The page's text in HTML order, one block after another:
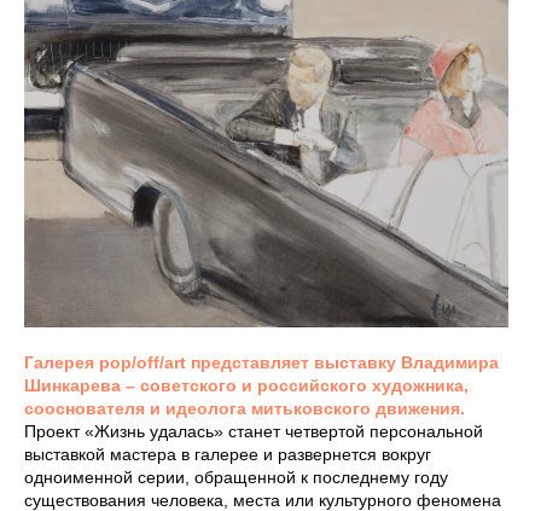
Галерея pop/off/art представляет выставку Владимира
Шинкарева – советского и российского художника,
сооснователя и идеолога митьковского движения.
Проект «Жизнь удалась» станет четвертой персональной
выставкой мастера в галерее и развернется вокруг
одноименной серии, обращенной к последнему году
существования человека, места или культурного феномена